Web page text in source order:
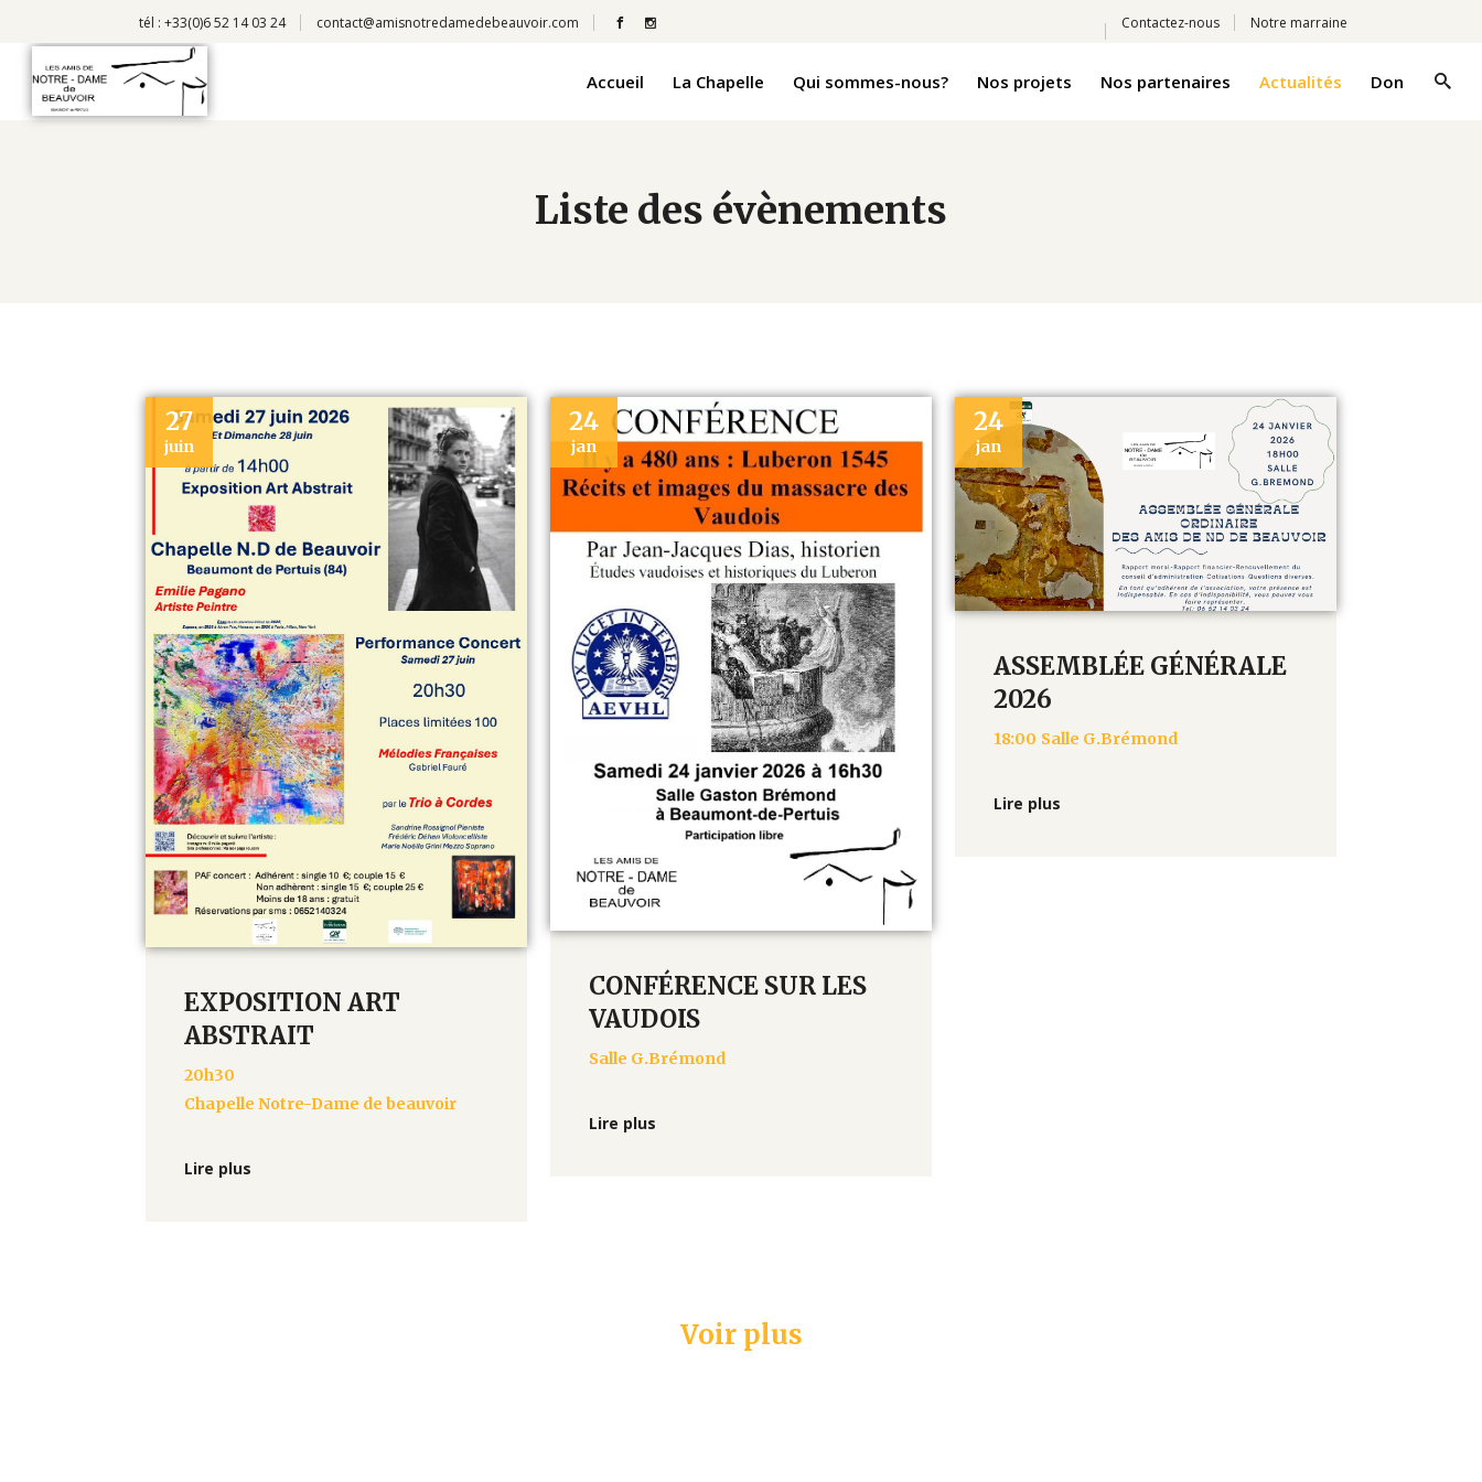
tél : +33(0)6 52 14 03 24 contact@amisnotredamedebeauvoir.com Contactez-nous Notre marraine
Accueil La Chapelle Qui sommes-nous? Nos projets Nos partenaires Actualités Don
Liste des évènements
27
juin
EXPOSITION ART
ABSTRAIT
20h30
Chapelle Notre-Dame de beauvoir
Lire plus
24
jan
CONFÉRENCE SUR LES
VAUDOIS
Salle G.Brémond
Lire plus
24
jan
ASSEMBLÉE GÉNÉRALE
2026
18:00 Salle G.Brémond
Lire plus
Voir plus